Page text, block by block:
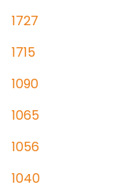
1727
1715
1090
1065
1056
1040